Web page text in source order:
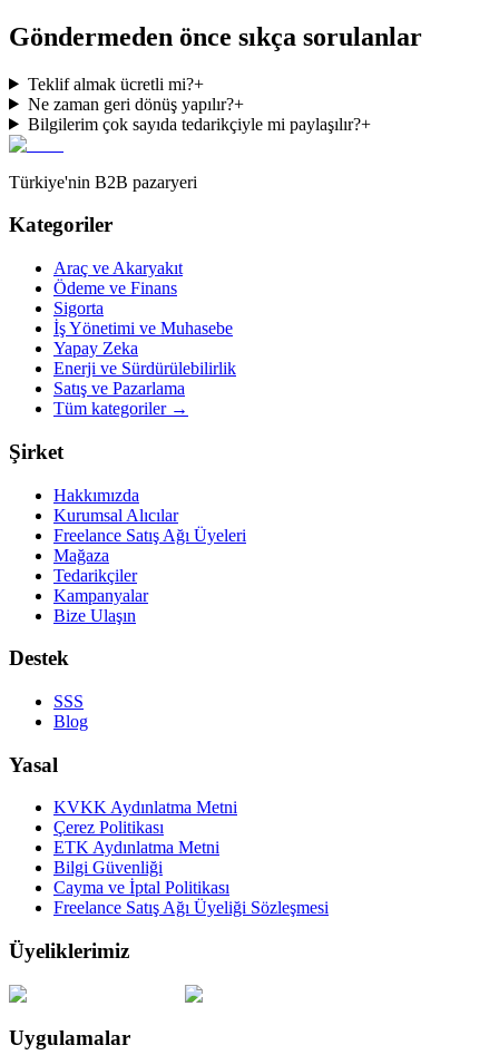
Göndermeden önce sıkça sorulanlar
Teklif almak ücretli mi?+
Ne zaman geri dönüş yapılır?+
Bilgilerim çok sayıda tedarikçiyle mi paylaşılır?+
Türkiye'nin B2B pazaryeri
Kategoriler
Araç ve Akaryakıt
Ödeme ve Finans
Sigorta
İş Yönetimi ve Muhasebe
Yapay Zeka
Enerji ve Sürdürülebilirlik
Satış ve Pazarlama
Tüm kategoriler→
Şirket
Hakkımızda
Kurumsal Alıcılar
Freelance Satış Ağı Üyeleri
Mağaza
Tedarikçiler
Kampanyalar
Bize Ulaşın
Destek
SSS
Blog
Yasal
KVKK Aydınlatma Metni
Çerez Politikası
ETK Aydınlatma Metni
Bilgi Güvenliği
Cayma ve İptal Politikası
Freelance Satış Ağı Üyeliği Sözleşmesi
Üyeliklerimiz
Uygulamalar